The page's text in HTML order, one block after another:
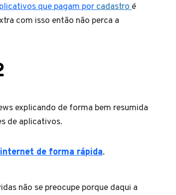
que pagam por cadastro é
com isso então não perca a
explicando de forma bem resumida
de aplicativos.
de forma rápida.
não se preocupe porque daqui a